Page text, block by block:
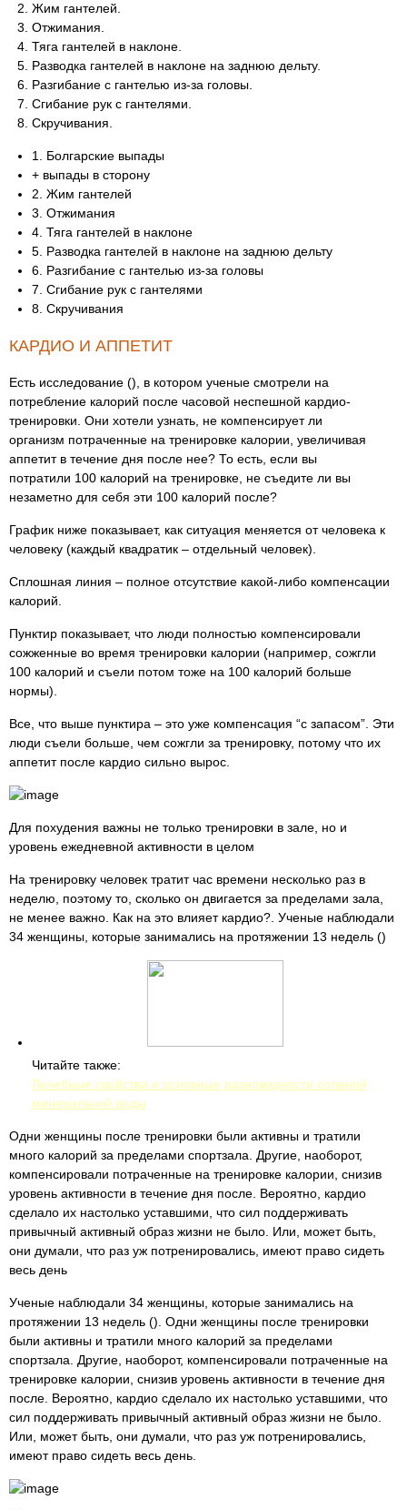
Жим гантелей.
Отжимания.
Тяга гантелей в наклоне.
Разводка гантелей в наклоне на заднюю дельту.
Разгибание с гантелью из-за головы.
Сгибание рук с гантелями.
Скручивания.
1. Болгарские выпады
+ выпады в сторону
2. Жим гантелей
3. Отжимания
4. Тяга гантелей в наклоне
5. Разводка гантелей в наклоне на заднюю дельту
6. Разгибание с гантелью из-за головы
7. Сгибание рук с гантелями
8. Скручивания
КАРДИО И АППЕТИТ
Есть исследование (), в котором ученые смотрели на
потребление калорий после часовой неспешной кардио-
тренировки. Они хотели узнать, не компенсирует ли
организм потраченные на тренировке калории, увеличивая
аппетит в течение дня после нее? То есть, если вы
потратили 100 калорий на тренировке, не съедите ли вы
незаметно для себя эти 100 калорий после?
График ниже показывает, как ситуация меняется от человека к
человеку (каждый квадратик – отдельный человек).
Сплошная линия – полное отсутствие какой-либо компенсации
калорий.
Пунктир показывает, что люди полностью компенсировали
сожженные во время тренировки калории (например, сожгли
100 калорий и съели потом тоже на 100 калорий больше
нормы).
Все, что выше пунктира – это уже компенсация “с запасом”. Эти
люди съели больше, чем сожгли за тренировку, потому что их
аппетит после кардио сильно вырос.
Для похудения важны не только тренировки в зале, но и
уровень ежедневной активности в целом
На тренировку человек тратит час времени несколько раз в
неделю, поэтому то, сколько он двигается за пределами зала,
не менее важно. Как на это влияет кардио?. Ученые наблюдали
34 женщины, которые занимались на протяжении 13 недель ()
Читайте также:
Лечебные свойства и основные разновидности соленой
минеральной воды
Одни женщины после тренировки были активны и тратили
много калорий за пределами спортзала. Другие, наоборот,
компенсировали потраченные на тренировке калории, снизив
уровень активности в течение дня после. Вероятно, кардио
сделало их настолько уставшими, что сил поддерживать
привычный активный образ жизни не было. Или, может быть,
они думали, что раз уж потренировались, имеют право сидеть
весь день
Ученые наблюдали 34 женщины, которые занимались на
протяжении 13 недель (). Одни женщины после тренировки
были активны и тратили много калорий за пределами
спортзала. Другие, наоборот, компенсировали потраченные на
тренировке калории, снизив уровень активности в течение дня
после. Вероятно, кардио сделало их настолько уставшими, что
сил поддерживать привычный активный образ жизни не было.
Или, может быть, они думали, что раз уж потренировались,
имеют право сидеть весь день.